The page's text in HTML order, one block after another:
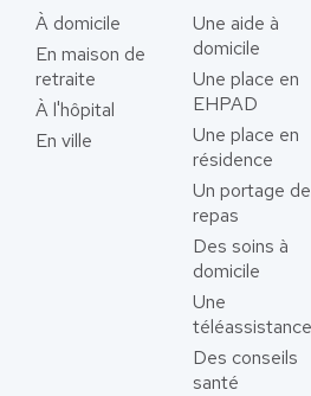
À domicile
En maison de
retraite
À l'hôpital
En ville
Une aide à
domicile
Une place en
EHPAD
Une place en
résidence
Un portage de
repas
Des soins à
domicile
Une
téléassistance
Des conseils
santé